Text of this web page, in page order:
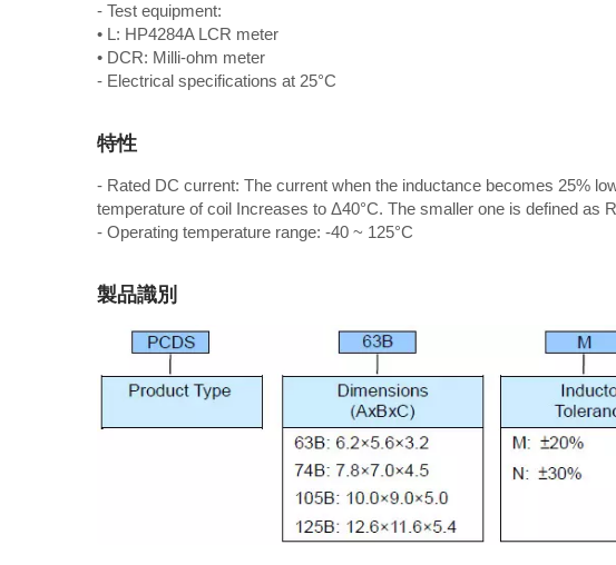
- Test equipment:
• L: HP4284A LCR meter
• DCR: Milli-ohm meter
- Electrical specifications at 25°C
特性
- Rated DC current: The current when the inductance becomes 25%
temperature of coil Increases to Δ40°C. The smaller one is defined as
- Operating temperature range: -40 ~ 125°C
製品識別